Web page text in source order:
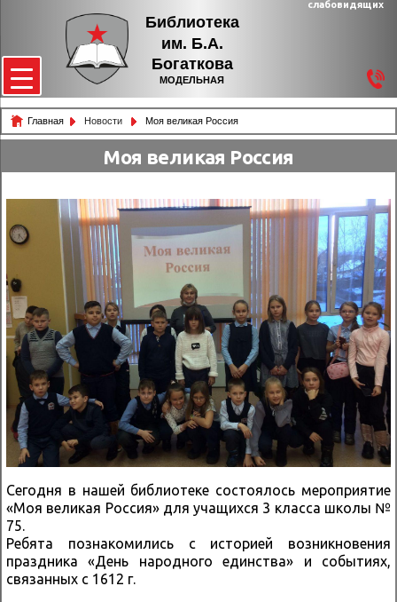
Библиотека
им. Б.А.
Богаткова
МОДЕЛЬНАЯ
слабовидящих
Главная Новости Моя великая Россия
Моя великая Россия
Сегодня в нашей библиотеке состоялось мероприятие
«Моя великая Россия» для учащихся 3 класса школы №
75.
Ребята познакомились с историей возникновения
праздника «День народного единства» и событиях,
связанных с 1612 г.